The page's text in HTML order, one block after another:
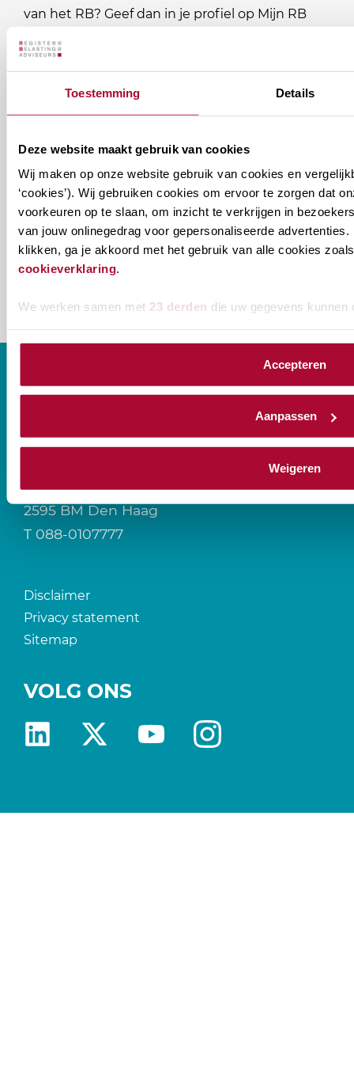
Toestemming Details
Deze website maakt gebruik van cookies
Wij maken op onze website gebruik van cookies en
‘cookies’). Wij gebruiken cookies om ervoor te zorgen dat
voorkeuren op te slaan, om inzicht te verkrijgen in
van jouw onlinegedrag voor gepersonaliseerde advertenties.
klikken, ga je akkoord met het gebruik van alle cookies
cookieverklaring.
We werken samen met 23 derden die uw gegevens kunnen
Accepteren
Aanpassen
Weigeren
van het RB? Geef dan in je profiel op Mijn RB
E-mailadres*
naam@bedrijf.nl
je
willen
ontvangen?
Permanente Educatie nieuwsbrief
CONTACT
Prinses Beatrixlaan 544
2595 BM Den Haag
T 088-0107777
Disclaimer
Privacy statement
Sitemap
VOLG ONS